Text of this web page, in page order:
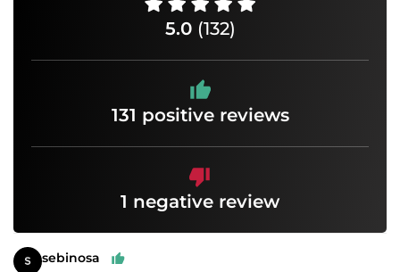
5.0 (132)
131 positive reviews
1 negative review
sebinosa